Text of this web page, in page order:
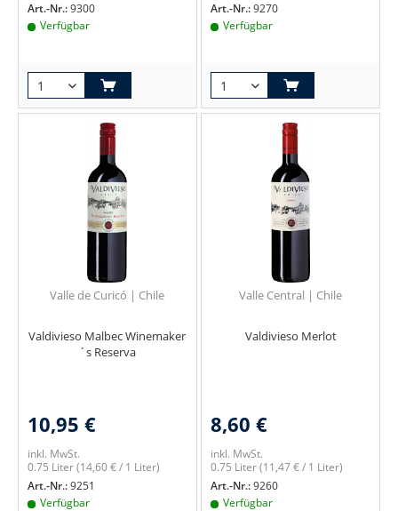
Art.-Nr.:9300
Verfügbar
Art.-Nr.:9270
Verfügbar
Valle de Curicó | Chile
Valdivieso Malbec Winemaker
´s Reserva
10,95 €
inkl. MwSt.
0.75 Liter(14,60 € / 1 Liter)
Art.-Nr.:9251
Verfügbar
Valle Central | Chile
Valdivieso Merlot
8,60 €
inkl. MwSt.
0.75 Liter(11,47 € / 1 Liter)
Art.-Nr.:9260
Verfügbar